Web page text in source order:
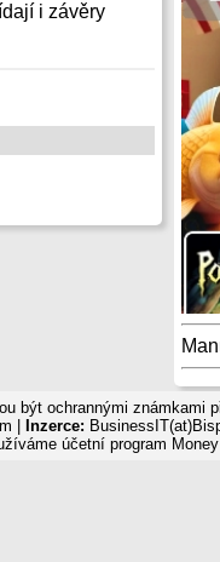
i závěry
být ochrannými známkami
|
Inzerce:
účetní program